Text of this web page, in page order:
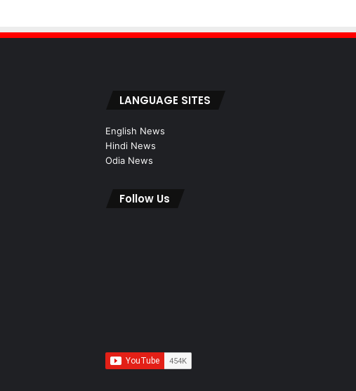
LANGUAGE SITES
English News
Hindi News
Odia News
Follow Us